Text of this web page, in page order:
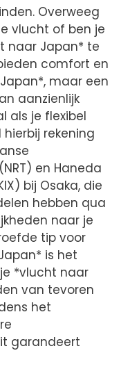
Overweeg
vlucht of ben je
naar Japan* te
comfort en
maar een
aanzienlijk
als je flexibel
rekening
en Haneda
bij Osaka, die
hebben qua
naar je
tip voor
is het
*vlucht naar
van tevoren
het
garandeert